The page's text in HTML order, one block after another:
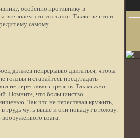
особенно противнику в
все знаем что это такое. Также не стоит
ему самому.
должен непрерывно двигаться, чтобы
головы и старайтесь предугадать
не переставая стрелять. Так можно
Помните, что большинство
Так что не переставая кружить,
грудь чуть выше и они попадут в голову.
врага.